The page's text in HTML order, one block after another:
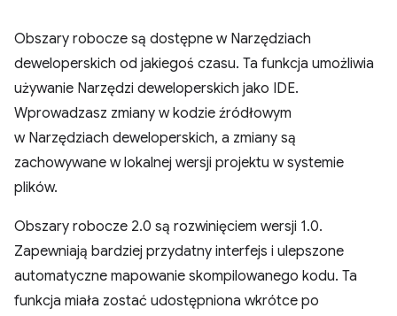
Obszary robocze są dostępne w Narzędziach
deweloperskich od jakiegoś czasu. Ta funkcja umożliwia
używanie Narzędzi deweloperskich jako IDE.
Wprowadzasz zmiany w kodzie źródłowym
w Narzędziach deweloperskich, a zmiany są
zachowywane w lokalnej wersji projektu w systemie
plików.
Obszary robocze 2.0 są rozwinięciem wersji 1.0.
Zapewniają bardziej przydatny interfejs i ulepszone
automatyczne mapowanie skompilowanego kodu. Ta
funkcja miała zostać udostępniona wkrótce po